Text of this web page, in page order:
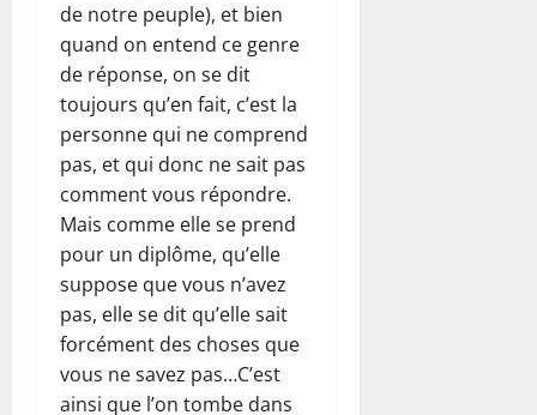
de notre peuple), et bien
quand on entend ce genre
de réponse, on se dit
toujours qu’en fait, c’est la
personne qui ne comprend
pas, et qui donc ne sait pas
comment vous répondre.
Mais comme elle se prend
pour un diplôme, qu’elle
suppose que vous n’avez
pas, elle se dit qu’elle sait
forcément des choses que
vous ne savez pas…C’est
ainsi que l’on tombe dans